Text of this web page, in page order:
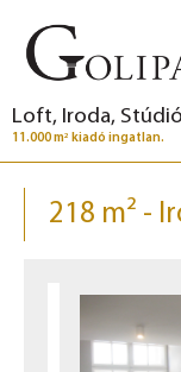
Loft, Iroda,
11.000 m2 kiadó ingatlan.
218 m² -